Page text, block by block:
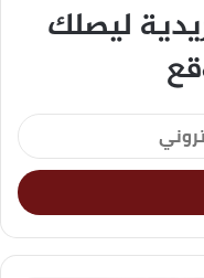
ليصلك